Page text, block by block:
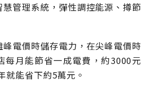
慧管理系統，彈性調控能源、撙節
峰電價時儲存電力，在尖峰電價時
每月能節省一成電費，約3000元
就能省下約5萬元。